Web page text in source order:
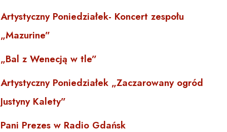
Artystyczny Poniedziałek- Koncert zespołu
„Mazurine”
„Bal z Wenecją w tle”
Artystyczny Poniedziałek „Zaczarowany ogród
Justyny Kalety”
Pani Prezes w Radio Gdańsk